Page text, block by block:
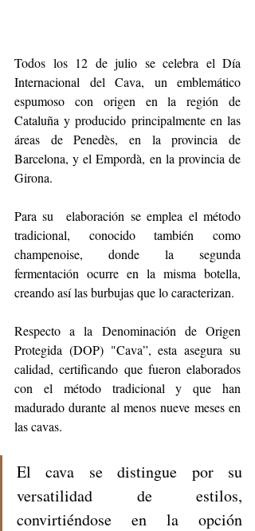
Todos los 12 de julio se celebra el Día
Internacional del Cava, un emblemático
espumoso con origen en la región de
Cataluña y producido principalmente en las
áreas de Penedès, en la provincia de
Barcelona, y el Empordà, en la provincia de
Girona.
Para su  elaboración se emplea el método
tradicional, conocido también como
champenoise, donde la segunda
fermentación ocurre en la misma botella,
creando así las burbujas que lo caracterizan.
Respecto a la Denominación de Origen
Protegida (DOP) "Cava”, esta asegura su
calidad, certificando que fueron elaborados
con el método tradicional y que han
madurado durante al menos nueve meses en
las cavas.
El cava se distingue por su
versatilidad de estilos,
convirtiéndose en la opción